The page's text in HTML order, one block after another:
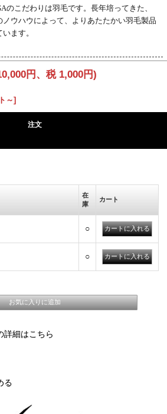
のこだわりは羽毛です。長年培ってきた、
ウハウによって、よりあたたかい羽毛製品
ます。
円、税 1,000円)
～]
注文
在
庫
カート
○
○
詳細はこちら
る